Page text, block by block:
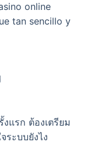
online
tan sencillo y
แรก ต้องเตรียม
ระบบยังไง